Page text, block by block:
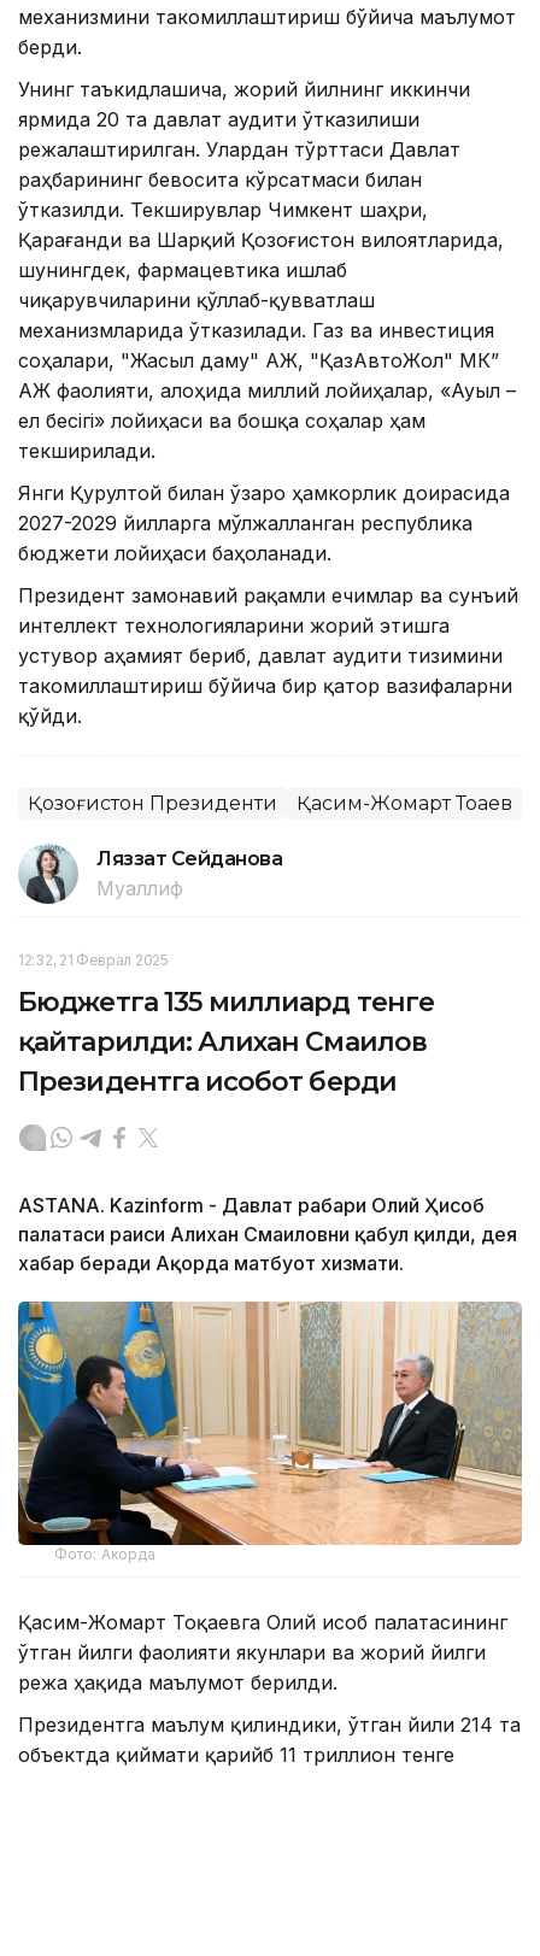
механизмини такомиллаштириш бўйича маълумот
берди.
Унинг таъкидлашича, жорий йилнинг иккинчи
ярмида 20 та давлат аудити ўтказилиши
режалаштирилган. Улардан тўрттаси Давлат
раҳбарининг бевосита кўрсатмаси билан
ўтказилди. Текширувлар Чимкент шаҳри,
Қарағанди ва Шарқий Қозоғистон вилоятларида,
шунингдек, фармацевтика ишлаб
чиқарувчиларини қўллаб-қувватлаш
механизмларида ўтказилади. Газ ва инвестиция
соҳалари, "Жасыл даму" АЖ, "ҚазАвтоЖол" МК”
АЖ фаолияти, алоҳида миллий лойиҳалар, «Ауыл –
ел бесігі» лойиҳаси ва бошқа соҳалар ҳам
текширилади.
Янги Қурултой билан ўзаро ҳамкорлик доирасида
2027-2029 йилларга мўлжалланган республика
бюджети лойиҳаси баҳоланади.
Президент замонавий рақамли ечимлар ва сунъий
интеллект технологияларини жорий этишга
устувор аҳамият бериб, давлат аудити тизимини
такомиллаштириш бўйича бир қатор вазифаларни
қўйди.
Қозоғистон Президенти Қасим-Жомарт Тоқаев
Ляззат Сейданова
Муаллиф
12:32, 21 Феврал 2025
Бюджетга 135 миллиард тенге
қайтарилди: Алихан Смаилов
Президентга ҳисобот берди
ASTANA. Kazinform - Давлат раҳбари Олий Ҳисоб
палатаси раиси Алихан Смаиловни қабул қилди, дея
хабар беради Ақорда матбуот хизмати.
Фото: Акорда
Қасим-Жомарт Тоқаевга Олий Ҳисоб палатасининг
ўтган йилги фаолияти якунлари ва жорий йилги
режа ҳақида маълумот берилди.
Президентга маълум қилиндики, ўтган йили 214 та
объектда қиймати қарийб 11 триллион тенге